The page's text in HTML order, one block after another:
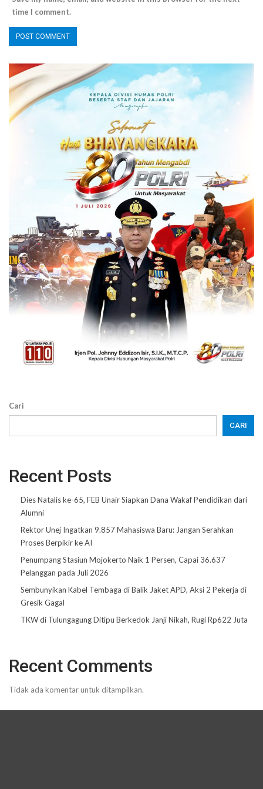
time I comment.
Cari
CARI
Recent Posts
Dies Natalis ke-65, FEB Unair Siapkan Dana Wakaf Pendidikan dari
Alumni
Rektor Unej Ingatkan 9.857 Mahasiswa Baru: Jangan Serahkan
Proses Berpikir ke AI
Penumpang Stasiun Mojokerto Naik 1 Persen, Capai 36.637
Pelanggan pada Juli 2026
Sembunyikan Kabel Tembaga di Balik Jaket APD, Aksi 2 Pekerja di
Gresik Gagal
TKW di Tulungagung Ditipu Berkedok Janji Nikah, Rugi Rp622 Juta
Recent Comments
Tidak ada komentar untuk ditampilkan.